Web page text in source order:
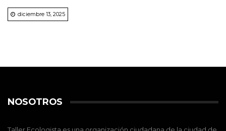
diciembre 13, 2025
NOSOTROS